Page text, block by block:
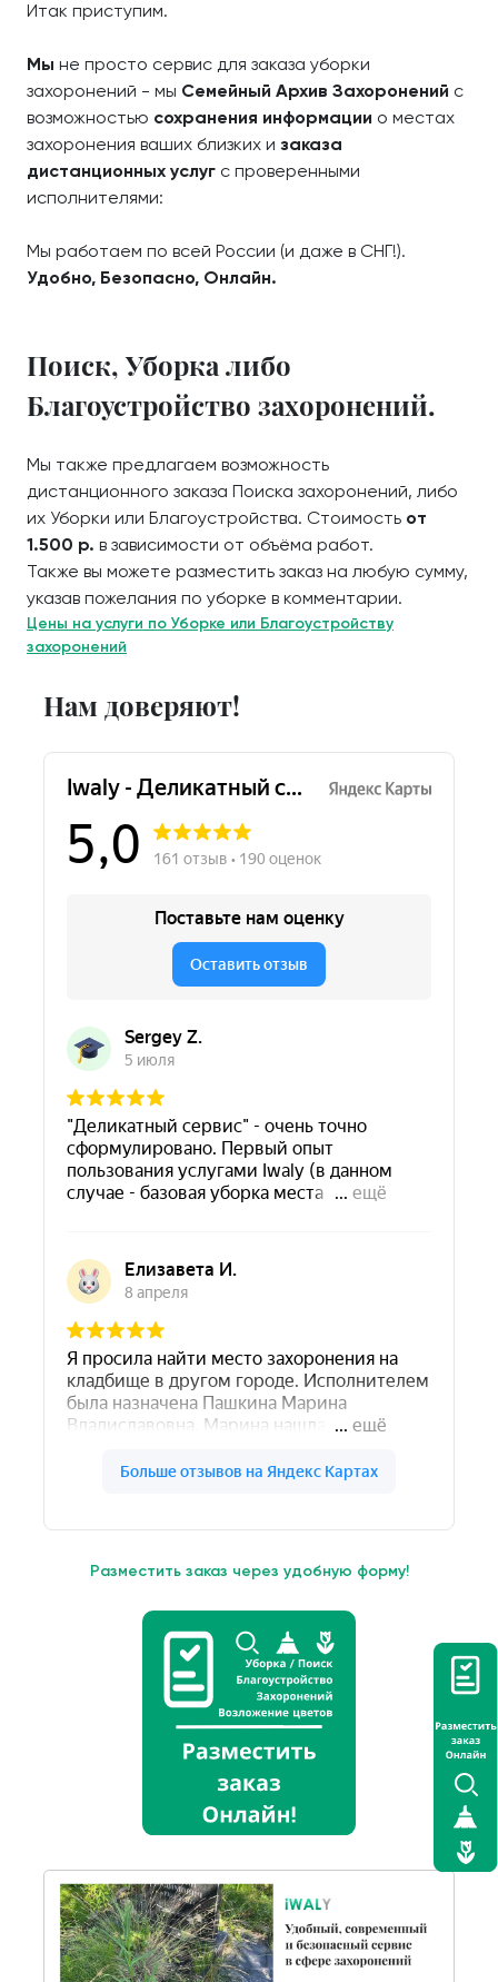
Итак приступим.
Мы не просто сервис для заказа уборки
захоронений - мы Семейный Архив Захоронений с
возможностью сохранения информации о местах
захоронения ваших близких и заказа
дистанционных услуг с проверенными
исполнителями:
Мы работаем по всей России (и даже в СНГ!).
Удобно, Безопасно, Онлайн.
Поиск, Уборка либо
Благоустройство захоронений.
Мы также предлагаем возможность
дистанционного заказа Поиска захоронений, либо
их Уборки или Благоустройства. Стоимость от
1.500 р. в зависимости от объёма работ.
Также вы можете разместить заказ на любую сумму,
указав пожелания по уборке в комментарии.
Цены на услуги по Уборке или Благоустройству
захоронений
Нам доверяют!
Разместить заказ через удобную форму!